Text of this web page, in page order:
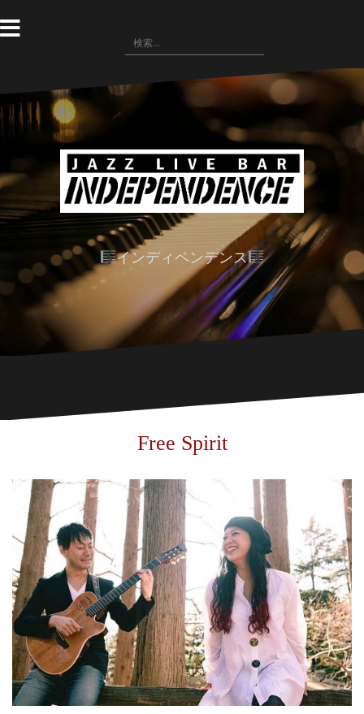
ン
テ
へ
ス
検
索:
インディペンデンス
Free Spirit